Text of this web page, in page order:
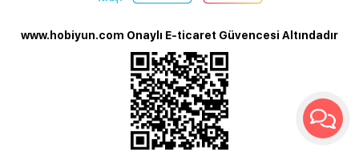
www.hobiyun.com Onaylı E-ticaret Güvencesi Altındadır